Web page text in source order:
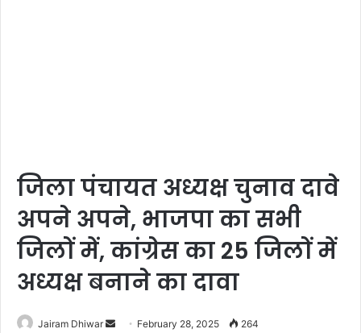
जिला पंचायत अध्यक्ष चुनाव दावे
अपने अपने, भाजपा का सभी
जिलों में, कांग्रेस का 25 जिलों में
अध्यक्ष बनाने का दावा
Jairam Dhiwar
Send February 28, 2025 264